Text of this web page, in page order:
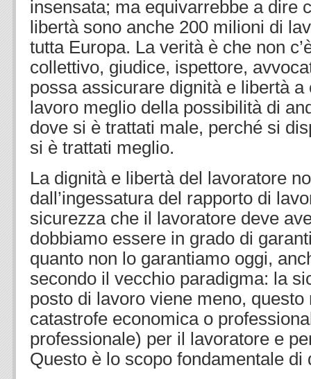
insensata; ma equivarrebbe a dire
libertà sono anche 200 milioni di
tutta Europa. La verità è che non
collettivo, giudice, ispettore,
possa assicurare dignità e libertà
lavoro meglio della possibilità di
dove si è trattati male, perché si
si è trattati meglio.
La dignità e libertà del lavoratore
dall’ingessatura del rapporto di
sicurezza che il lavoratore deve
dobbiamo essere in grado di
quanto non lo garantiamo oggi,
secondo il vecchio paradigma: la
posto di lavoro viene meno, questo
catastrofe economica o
professionale) per il lavoratore e
Questo è lo scopo fondamentale di